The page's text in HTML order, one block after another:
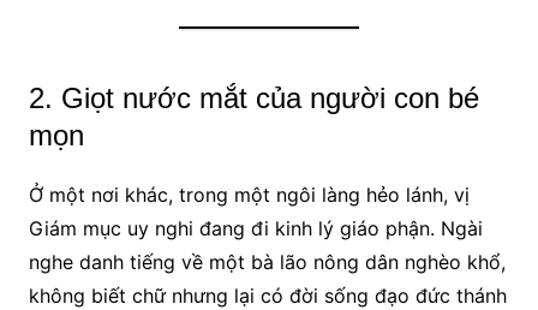
2. Giọt nước mắt của người con bé
mọn
Ở một nơi khác, trong một ngôi làng hẻo lánh, vị
Giám mục uy nghi đang đi kinh lý giáo phận. Ngài
nghe danh tiếng về một bà lão nông dân nghèo khổ,
không biết chữ nhưng lại có đời sống đạo đức thánh